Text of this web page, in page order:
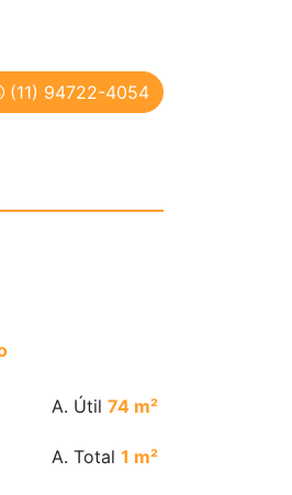
(11) 94722-4054
A. Útil 74 m²
A. Total 1 m²